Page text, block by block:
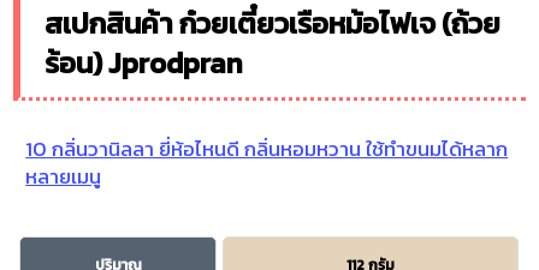
สเปกสินค้า ก๋วยเตี๋ยวเรือหม้อไฟเจ (ถ้วย
ร้อน) Jprodpran
10 กลิ่นวานิลลา ยี่ห้อไหนดี กลิ่นหอมหวาน ใช้ทำขนมได้หลาก
หลายเมนู
ปริมาณ 112 กรัม